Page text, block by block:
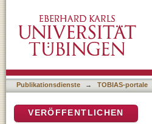
Publikationsdienste → TOBIAS-portale
VERÖFFENTLICHEN